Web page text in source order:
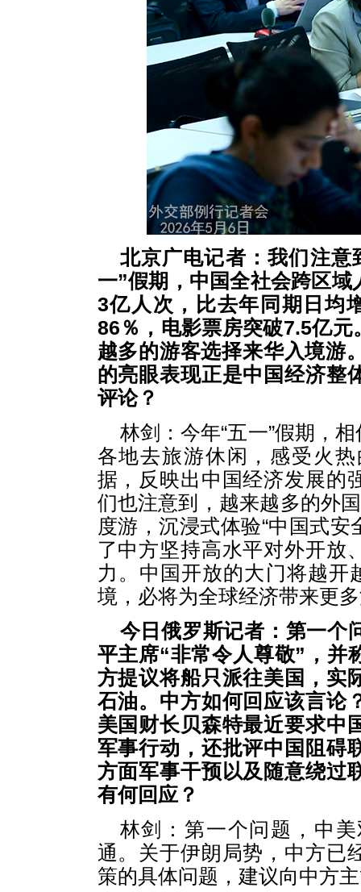
北京广电记者：我们注
一”假期，中国全社会跨区
3亿人次，比去年同期日均
86％，电影票房突破7.5亿
越多的游客选择来华入境游
的亮眼表现正是中国经济整
评论？
林剑：今年“五一”假期，
各地去旅游休闲，感受火
据，反映出中国经济发展的
们也注意到，越来越多的外
度游，沉浸式体验“中国式安
了中方坚持高水平对外开放
力。中国开放的大门将越开
境，必将为全球经济带来更
今日俄罗斯记者：第一个
平主席“非常令人尊敬”，并
方提议将船只派往美国，实
石油。中方如何回应该言论
美国财长贝森特最近要求中
军事行动，还批评中国阻碍
方面军事干预以及随意绕过
有何回应？
林剑：第一个问题，中
通。关于伊朗局势，中方已
策的具体问题，建议向中方